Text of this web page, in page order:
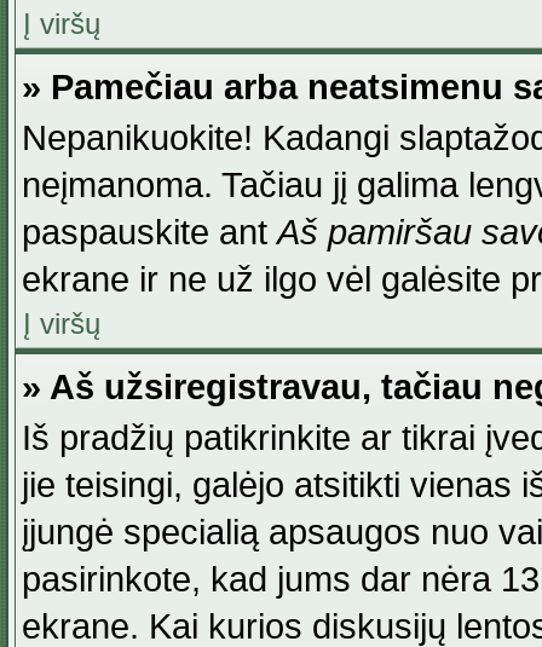
Į viršų
» Pamečiau arba neatsimenu
Nepanikuokite! Kadangi
neįmanoma. Tačiau jį galima
paspauskite antAš pamiršau
ekrane ir ne už ilgo vėl galėsite
Į viršų
» Aš užsiregistravau, tačiau
Iš pradžių patikrinkite ar tikrai
jie teisingi, galėjo atsitikti vienas
įjungė specialią apsaugos nuo
pasirinkote, kad jums dar nėra
ekrane. Kai kurios diskusijų